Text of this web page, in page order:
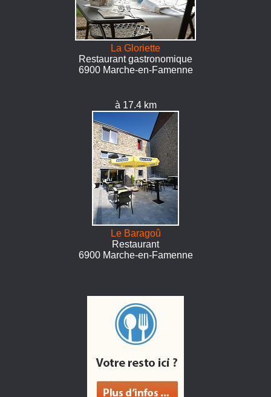
La Gloriette
Restaurant gastronomique
6900 Marche-en-Famenne
à 17.4 km
Le Baragoû
Restaurant
6900 Marche-en-Famenne